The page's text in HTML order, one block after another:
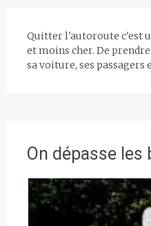
Quitter l'autoroute c'est
et moins cher. De
sa voiture, ses passagers
On dépasse les